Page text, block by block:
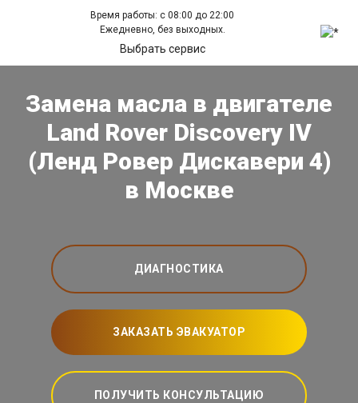
Время работы: с 08:00 до 22:00
Ежедневно, без выходных.
Выбрать сервис
Замена масла в двигателе
Land Rover Discovery IV
(Ленд Ровер Дискавери 4)
в Москве
ДИАГНОСТИКА
ЗАКАЗАТЬ ЭВАКУАТОР
ПОЛУЧИТЬ КОНСУЛЬТАЦИЮ